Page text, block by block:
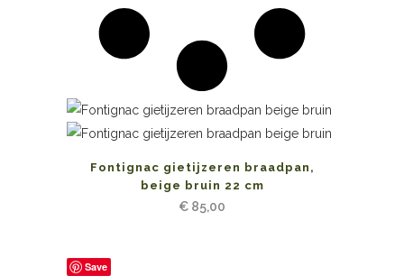
Fontignac gietijzeren braadpan,
beige bruin 22 cm
€ 85,00
Save